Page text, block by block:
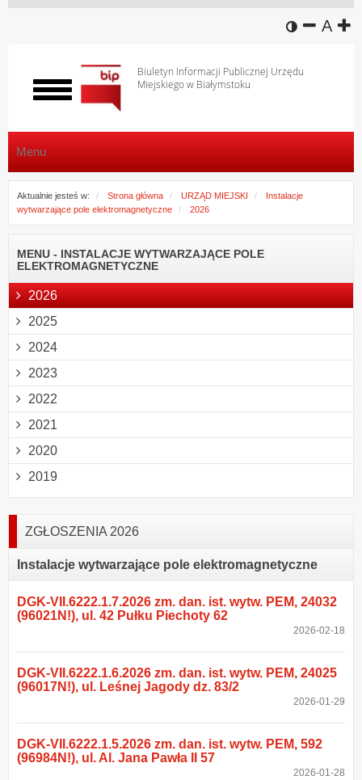
wersja
A
Biuletyn Informacji Publicznej Urzędu
Miejskiego w Białymstoku
Włącz
menu
Menu
Aktualnie jesteś w: Strona główna URZĄD MIEJSKI
Instalacje
wytwarzające pole elektromagnetyczne
2026
MENU - INSTALACJE WYTWARZAJĄCE POLE
ELEKTROMAGNETYCZNE
2026
2025
2024
2023
2022
2021
2020
2019
ZGŁOSZENIA 2026
Instalacje wytwarzające pole elektromagnetyczne
DGK-VII.6222.1.7.2026 zm. dan. ist. wytw. PEM, 24032
(96021N!), ul. 42 Pułku Piechoty 62
2026-02-18
DGK-VII.6222.1.6.2026 zm. dan. ist. wytw. PEM, 24025
(96017N!), ul. Leśnej Jagody dz. 83/2
2026-01-29
DGK-VII.6222.1.5.2026 zm. dan. ist. wytw. PEM, 592
(96984N!), ul. Al. Jana Pawła II 57
2026-01-28